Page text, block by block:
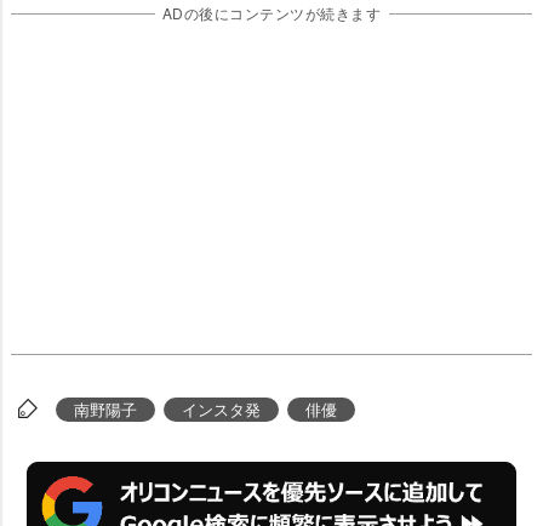
ADの後にコンテンツが続きます
南野陽子 インスタ発 俳優